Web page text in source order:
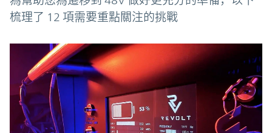
梳理了 12 項需要重點關注的挑戰